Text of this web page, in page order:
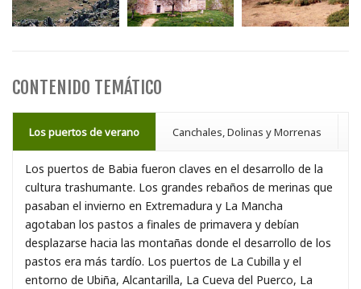
CONTENIDO TEMÁTICO
Los puertos de verano Canchales, Dolinas y Morrenas
Los puertos de Babia fueron claves en el desarrollo de la
cultura trashumante. Los grandes rebaños de merinas que
pasaban el invierno en Extremadura y La Mancha
agotaban los pastos a finales de primavera y debían
desplazarse hacia las montañas donde el desarrollo de los
pastos era más tardío. Los puertos de La Cubilla y el
entorno de Ubiña, Alcantarilla, La Cueva del Puerco, La